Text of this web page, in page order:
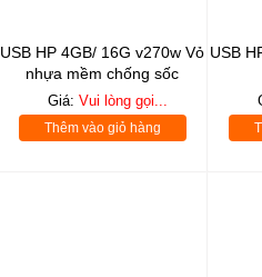
USB HP 4GB/ 16G v270w Vỏ
nhựa mềm chống sốc
Giá:Vui lòng gọi...
Thêm vào giỏ hàng
USB